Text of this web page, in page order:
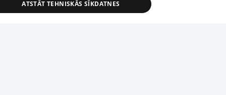
ATSTĀT TEHNISKĀS SĪKDATNES